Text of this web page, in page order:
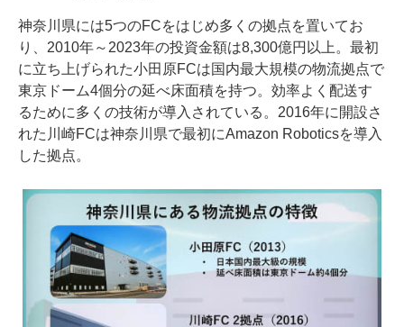
神奈川県には5つのFCをはじめ多くの拠点を置いてお
り、2010年～2023年の投資金額は8,300億円以上。最初
に立ち上げられた小田原FCは国内最大規模の物流拠点で
東京ドーム4個分の延べ床面積を持つ。効率よく配送す
るために多くの技術が導入されている。2016年に開設さ
れた川崎FCは神奈川県で最初にAmazon Roboticsを導入
した拠点。